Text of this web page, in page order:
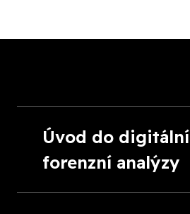
Úvod do digitální
forenzní analýzy